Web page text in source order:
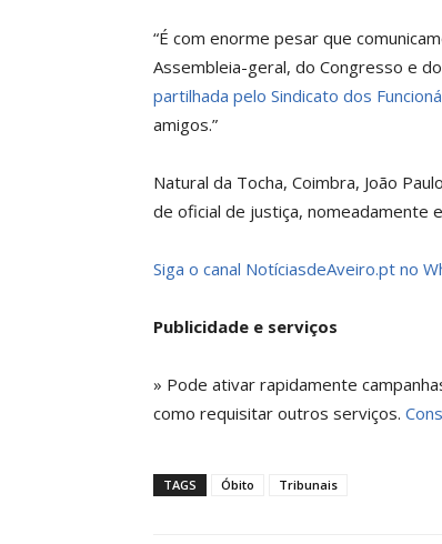
“É com enorme pesar que
Assembleia-geral, do Congresso e
partilhada pelo Sindicato dos
amigos.”
Natural da Tocha, Coimbra, João
de oficial de justiça, nomeadamente
Siga o canal NotíciasdeAveiro.pt no
Publicidade e serviços
» Pode ativar rapidamente
como requisitar outros serviços.
TAGS Óbito Tribunais